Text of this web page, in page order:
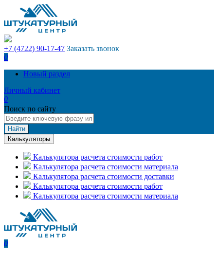
+7 (4722) 90-17-47 Заказать звонок
0
Новый раздел
Личный кабинет
0
Поиск по сайту
Найти
Калькуляторы
Калькулятора расчета стоимости работ
Калькулятора расчета стоимости материала
Калькулятора расчета стоимости доставки
Калькулятора расчета стоимости работ
Калькулятора расчета стоимости материала
0